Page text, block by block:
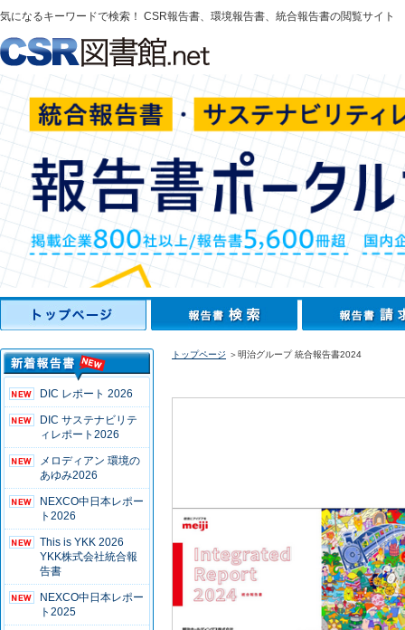
気になるキーワードで検索！ CSR報告書、環境報告書、統合報告書の閲覧サイト
DIC レポート 2026
DIC サステナビリテ
ィレポート2026
メロディアン 環境の
あゆみ2026
NEXCO中日本レポー
ト2026
This is YKK 2026
YKK株式会社統合報
告書
NEXCO中日本レポー
ト2025
トップページ ＞明治グループ 統合報告書2024